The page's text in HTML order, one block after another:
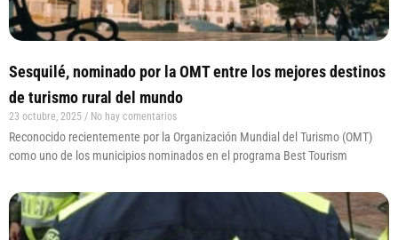
Sesquilé, nominado por la OMT entre los mejores destinos
de turismo rural del mundo
23 octubre, 2025 No hay comentarios
Reconocido recientemente por la Organización Mundial del Turismo (OMT)
como uno de los municipios nominados en el programa Best Tourism